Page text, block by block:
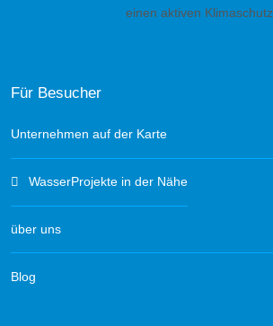
einen aktiven Klimaschutz.
Für Besucher
Unternehmen auf der Karte
WasserProjekte in der Nähe
über uns
Blog